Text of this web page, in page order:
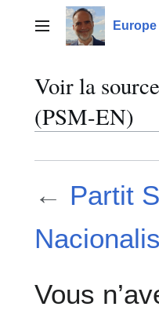
contenuMenu principal
Voir la
(PSM-EN)
← Partit
Vous